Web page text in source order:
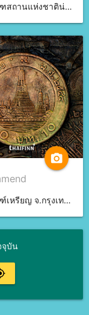
พิพิธภัณฑสถานแห่งชาติน่าน จ.น่าน
camera_alt
พิพิธภัณฑ์เหรียญ จ.กรุงเทพมหานคร
จุบัน